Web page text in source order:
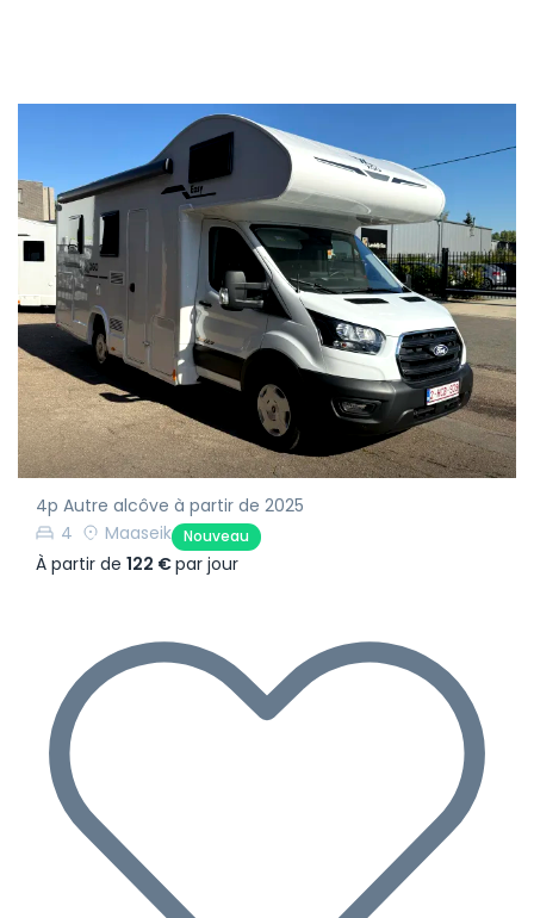
4p Autre alcôve à partir de 2025
4
Maaseik Nouveau
À partir de 122 €par jour